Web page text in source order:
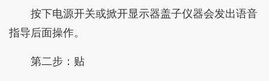
按下电源开关或掀开显示器盖子仪器会发出语音
指导后面操作。
第二步：贴